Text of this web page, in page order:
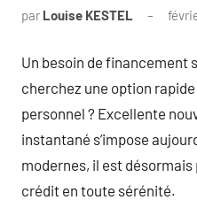
par Louise KESTEL
Un besoin de financement
cherchez une option
personnel ? Excellente
instantané s’impose
modernes, il est
crédit en toute sérénité.